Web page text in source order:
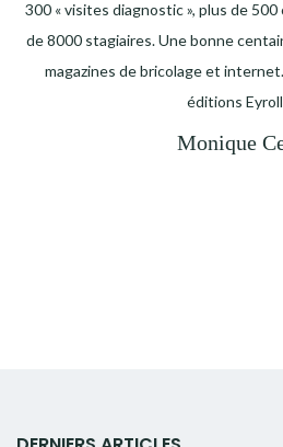
300 « visites diagnostic », plus de
de 8000 stagiaires. Une bonne
magazines de bricolage et
éditions
Monique